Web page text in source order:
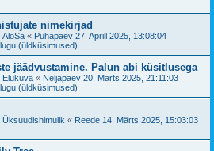
nimekirjad
AloSa « Pühapäev 27. Aprill 2025, 13:08:04
(üldküsimused)
jäädvustamine. Palun abi küsitlusega
Elukuva « Neljapäev 20. Märts 2025, 21:11:03
(üldküsimused)
Üksuudishimulik « Reede 14. Märts 2025, 15:03:03